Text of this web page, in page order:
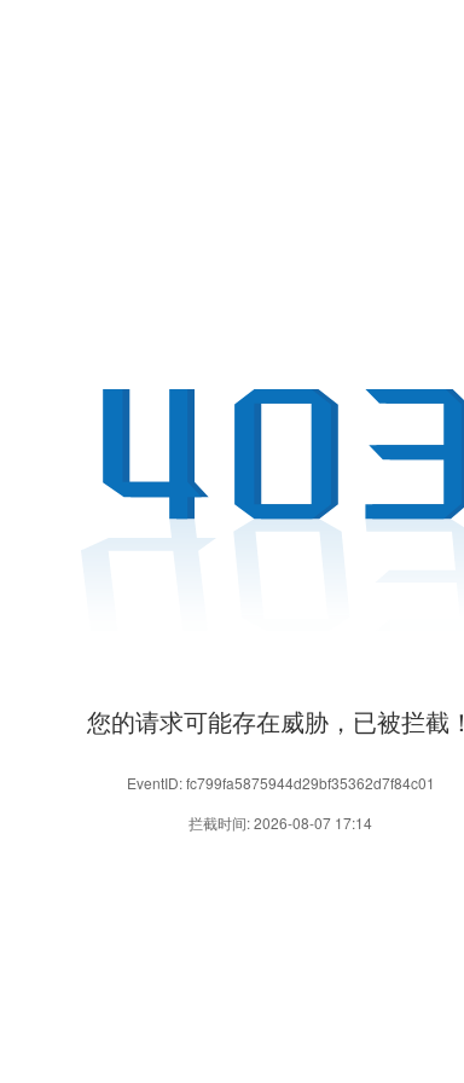
您的请求可能存在威胁，已被拦截！
EventID: fc799fa5875944d29bf35362d7f84c01
拦截时间: 2026-08-07 17:14